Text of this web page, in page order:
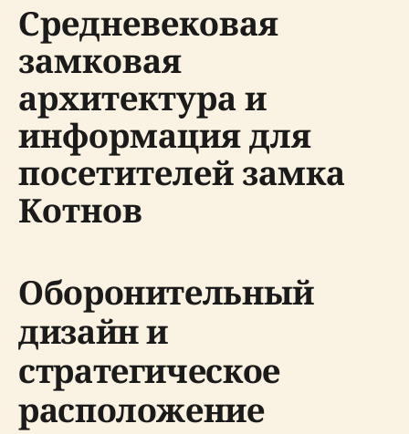
Средневековая
замковая
архитектура и
информация для
посетителей замка
Котнов
Оборонительный
дизайн и
стратегическое
расположение